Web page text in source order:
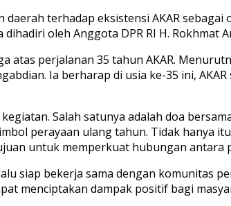
terhadap eksistensi AKAR
oleh Anggota DPR RI H. Rokhmat
atas perjalanan 35 tahun AKAR.
Ia berharap di usia ke-35 ini,
Salah satunya adalah doa
perayaan ulang tahun. Tidak hanya
untuk memperkuat hubungan antara
siap bekerja sama dengan komunitas
menciptakan dampak positif bagi